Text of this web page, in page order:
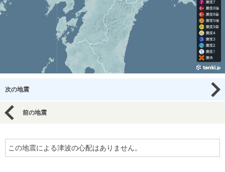
次の地震
前の地震
この地震による津波の心配はありません。